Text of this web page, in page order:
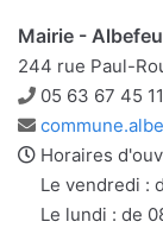
Mairie -
244 rue Paul-
Téléphone
05 63 67 45
Adresse
e-
mail
Horaires
Le vendredi :
Le lundi : de